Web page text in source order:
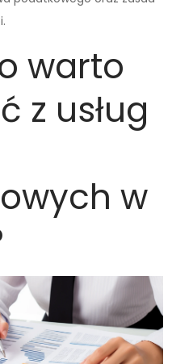
warto
z usług
w